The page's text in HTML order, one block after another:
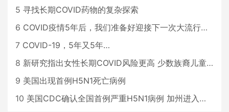
5 寻找长期COVID药物的复杂探索
6 COVID疫情5年后，我们准备好迎接下一次大流行了吗？
7 COVID-19，5年又5年…
8 新研究指出女性长期COVID风险更高 少数族裔儿童存在差异
9 美国出现首例H5N1死亡病例
10 美国CDC确认全国首例严重H5N1病例 加州进入紧急状态